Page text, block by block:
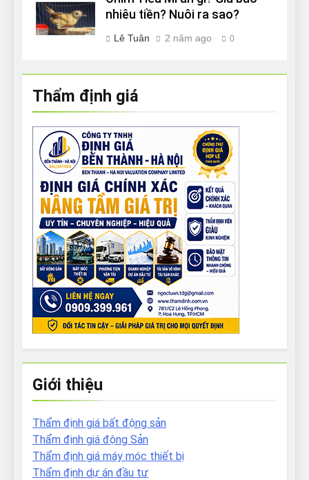
nhiêu tiền? Nuôi ra sao?
Lê Tuân 2 năm ago 0
Thẩm định giá
Giới thiệu
Thẩm định giá bất động sản
Thẩm định giá động Sản
Thẩm định giá máy móc thiết bị
Thẩm định dự án đầu tư